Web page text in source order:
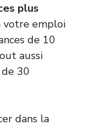
plus
votre emploi
de 10
aussi
de 30
dans la